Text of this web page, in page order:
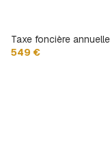
Taxe foncière annuelle
549 €